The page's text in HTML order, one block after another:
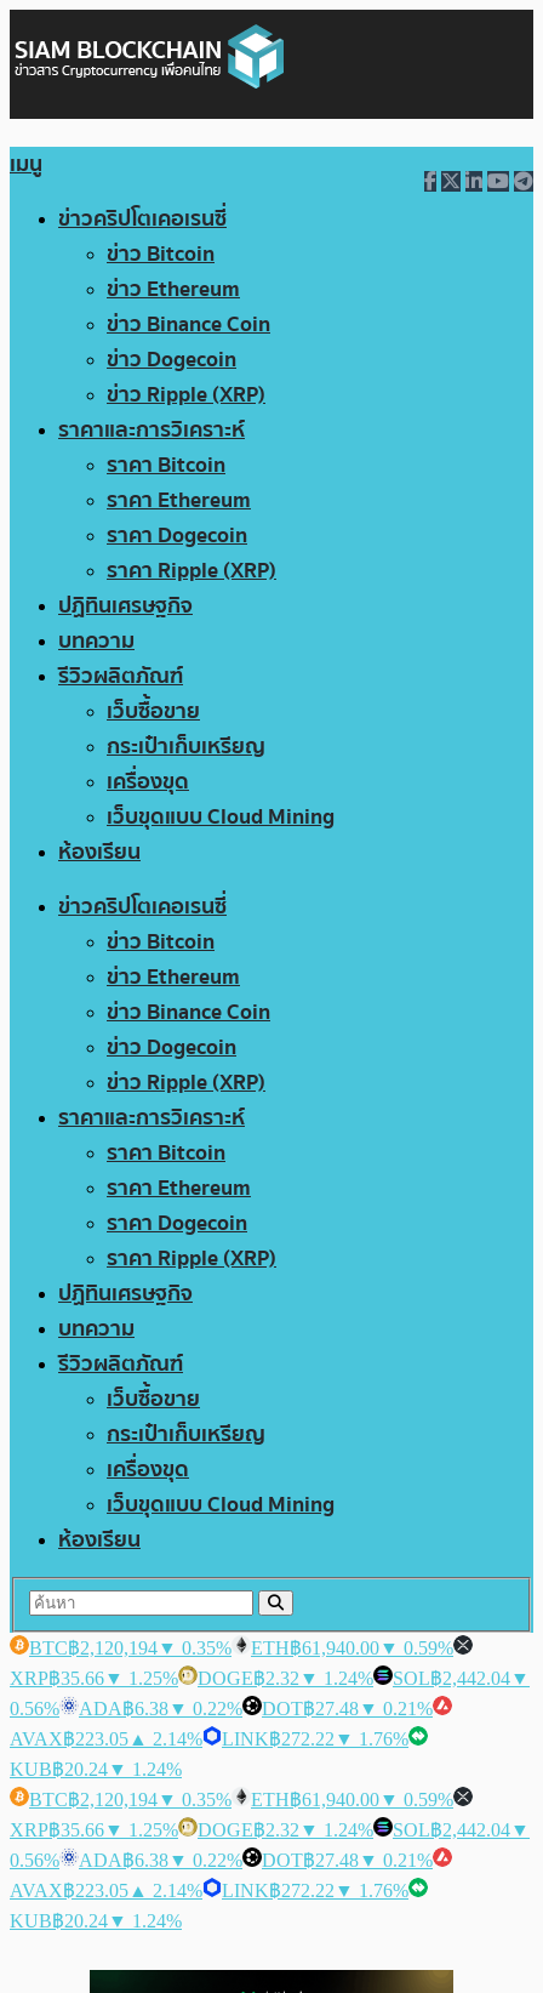
เมนู
ข่าวคริปโตเคอเรนซี่
ข่าว Bitcoin
ข่าว Ethereum
ข่าว Binance Coin
ข่าว Dogecoin
ข่าว Ripple (XRP)
ราคาและการวิเคราะห์
ราคา Bitcoin
ราคา Ethereum
ราคา Dogecoin
ราคา Ripple (XRP)
ปฏิทินเศรษฐกิจ
บทความ
รีวิวผลิตภัณฑ์
เว็บซื้อขาย
กระเป๋าเก็บเหรียญ
เครื่องขุด
เว็บขุดแบบ Cloud Mining
ห้องเรียน
ข่าวคริปโตเคอเรนซี่
ข่าว Bitcoin
ข่าว Ethereum
ข่าว Binance Coin
ข่าว Dogecoin
ข่าว Ripple (XRP)
ราคาและการวิเคราะห์
ราคา Bitcoin
ราคา Ethereum
ราคา Dogecoin
ราคา Ripple (XRP)
ปฏิทินเศรษฐกิจ
บทความ
รีวิวผลิตภัณฑ์
เว็บซื้อขาย
กระเป๋าเก็บเหรียญ
เครื่องขุด
เว็บขุดแบบ Cloud Mining
ห้องเรียน
BTC฿2,120,194▼ 0.35% ETH฿61,940.00▼ 0.59%
XRP฿35.66▼ 1.25% DOGE฿2.32 ▼ 1.24% SOL฿2,442.04▼
0.56%
ADA฿6.38▼ 0.22% DOT฿27.48▼ 0.21%
AVAX฿223.05 ▲ 2.14% LINK฿272.22 ▼ 1.76%
KUB฿20.24▼ 1.24%
BTC฿2,120,194▼ 0.35% ETH฿61,940.00▼ 0.59%
XRP฿35.66▼ 1.25% DOGE฿2.32 ▼ 1.24% SOL฿2,442.04▼
0.56%
ADA฿6.38▼ 0.22% DOT฿27.48▼ 0.21%
AVAX฿223.05 ▲ 2.14% LINK฿272.22 ▼ 1.76%
KUB฿20.24▼ 1.24%